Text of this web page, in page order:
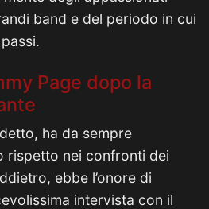
band e del periodo in cui
Page dopo la
ha da sempre
rispetto nei confronti dei
ebbe l’onore di
intervista con il